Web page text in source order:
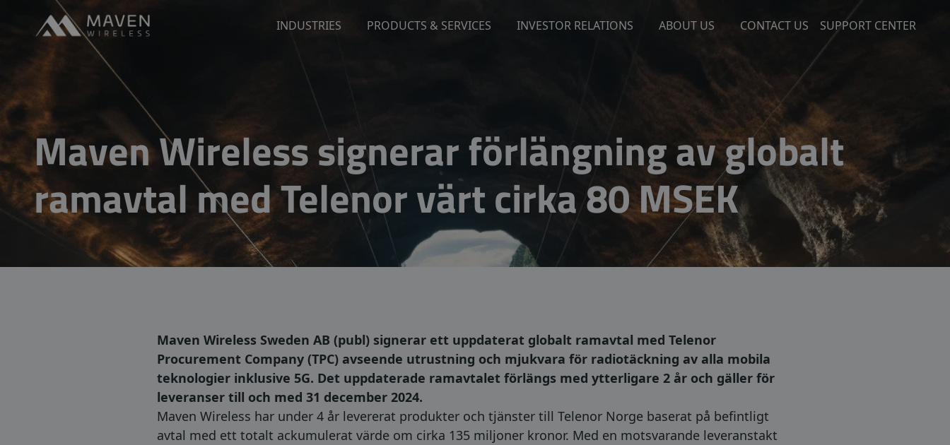
Go to content
Maven Wireless INDUSTRIES PRODUCTS & SERVICES INVESTOR RELATIONS ABOUT US CONTACT US SUPPORT CENTER
Maven Wireless signerar förlängning av globalt
ramavtal med Telenor värt cirka 80 MSEK
Maven Wireless Sweden AB (publ) signerar ett uppdaterat globalt ramavtal med Telenor
Procurement Company (TPC) avseende utrustning och mjukvara för radiotäckning av alla mobila
teknologier inklusive 5G. Det uppdaterade ramavtalet förlängs med ytterligare 2 år och gäller för
leveranser till och med 31 december 2024.
Maven Wireless har under 4 år levererat produkter och tjänster till Telenor Norge baserat på befintligt
avtal med ett totalt ackumulerat värde om cirka 135 miljoner kronor. Med en motsvarande leveranstakt